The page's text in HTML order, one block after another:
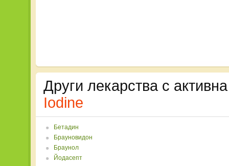
Други лекарства с
Iodine
Бетадин
Брауновидон
Браунол
Йодасепт